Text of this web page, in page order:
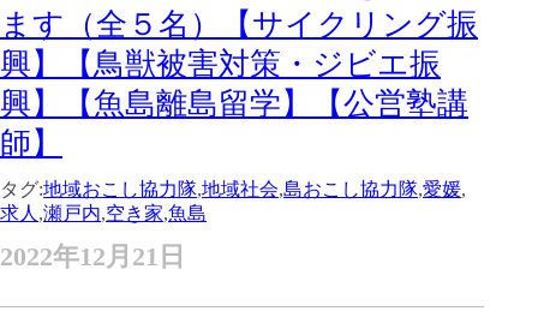
ます（全５名）【サイクリング振
興】【鳥獣被害対策・ジビエ振
興】【魚島離島留学】【公営塾講
師】
タグ:地域おこし協力隊,地域社会,島おこし協力隊,愛媛,
求人 ,瀬戸内,空き家,魚島
2022年12月21日